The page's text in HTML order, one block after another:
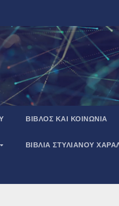
ΒΙΒΛΟΣ ΚΑΙ ΚΟΙΝΩΝΙΑ
ΒΙΒΛΙΑ ΣΤΥΛΙΑΝΟΥ